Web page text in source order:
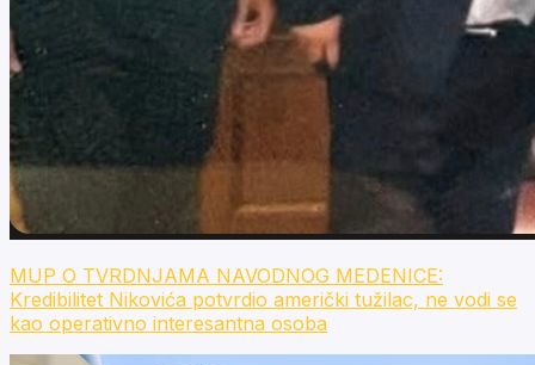
MUP O TVRDNJAMA NAVODNOG MEDENICE:
Kredibilitet Nikovića potvrdio američki tužilac, ne vodi se
kao operativno interesantna osoba